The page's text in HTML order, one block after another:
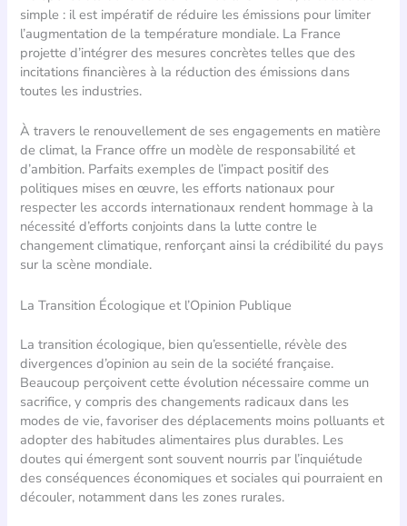
simple : il est impératif de réduire les émissions pour limiter
l’augmentation de la température mondiale. La France
projette d’intégrer des mesures concrètes telles que des
incitations financières à la réduction des émissions dans
toutes les industries.
À travers le renouvellement de ses engagements en matière
de climat, la France offre un modèle de responsabilité et
d’ambition. Parfaits exemples de l’impact positif des
politiques mises en œuvre, les efforts nationaux pour
respecter les accords internationaux rendent hommage à la
nécessité d’efforts conjoints dans la lutte contre le
changement climatique, renforçant ainsi la crédibilité du pays
sur la scène mondiale.
La Transition Écologique et l’Opinion Publique
La transition écologique, bien qu’essentielle, révèle des
divergences d’opinion au sein de la société française.
Beaucoup perçoivent cette évolution nécessaire comme un
sacrifice, y compris des changements radicaux dans les
modes de vie, favoriser des déplacements moins polluants et
adopter des habitudes alimentaires plus durables. Les
doutes qui émergent sont souvent nourris par l’inquiétude
des conséquences économiques et sociales qui pourraient en
découler, notamment dans les zones rurales.